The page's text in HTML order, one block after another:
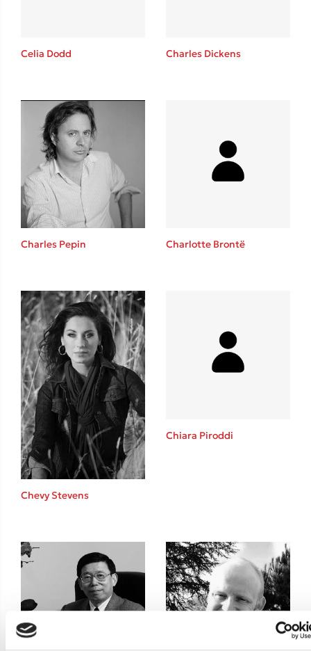
Δημοφιλείς Συγγραφείς
Φυστίκι ΠουΚυλάει
Παύλος Καστανάς
El Sombrero
Στέφανος Ξενάκης
Sebastian Fitzek
Freida McFadden
Mimi Matthews
Benzamin Bécue
Rebecca Yarros
Teo Benedetti
Τζένη Κουτσοδημητροπούλου
Emily Henry
Ali Hazelwood
Cori Doerrfeld
Pierdomenico Baccalario
Δανάη Ιμπραχήμ
3 βιβλία βασισμένα σε αληθινά γεγονότα!
Τεστ: Ποιο αστυνομικό βιβλίο σου ταιριάζει για το καλοκαίρι;
Ο εθισμός των παιδιών στις οθόνες δεν είναι «το πρόβλημα»
Μια λέξη που συχνά νιώθεις αλλά την αγνοείς
Τι είναι η νευροποικιλότητα; Η Δρ. Δανάη Δεληγεώργη απαντά!
Συγχαρητήρια, Πέθανες! Μια ξενάγηση στον Άδη της ελληνικής
Celia Dodd Charles Dickens
Charles Pepin Charlotte Brontë
Chevy Stevens
Chiara Piroddi